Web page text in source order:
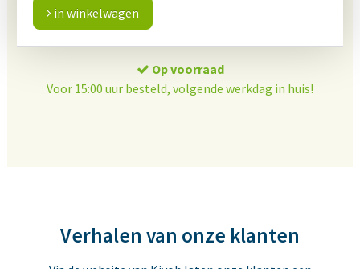
in winkelwagen
Op voorraad
Voor 15:00 uur besteld, volgende werkdag in huis!
Verhalen van onze klanten